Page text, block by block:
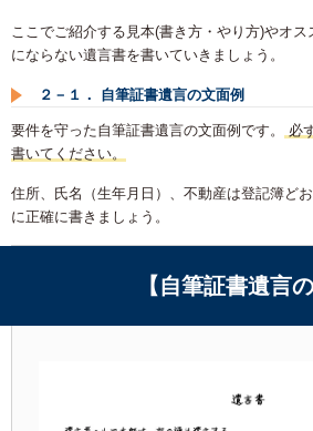
ここでご紹介する見本(書き方・やり方)やオ
にならない遺言書を書いていきましょう。
２－１． 自筆証書遺言の文面例
要件を守った自筆証書遺言の文面例です。
必
書いてください。
住所、氏名（生年月日）、不動産は登記簿ど
に正確に書きましょう。
【自筆証書遺言の